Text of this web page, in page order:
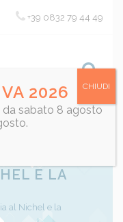
+39 0832 79 44 49
E LA
al Nichel e la
2026
da sabato 8 agosto
CHIUDI